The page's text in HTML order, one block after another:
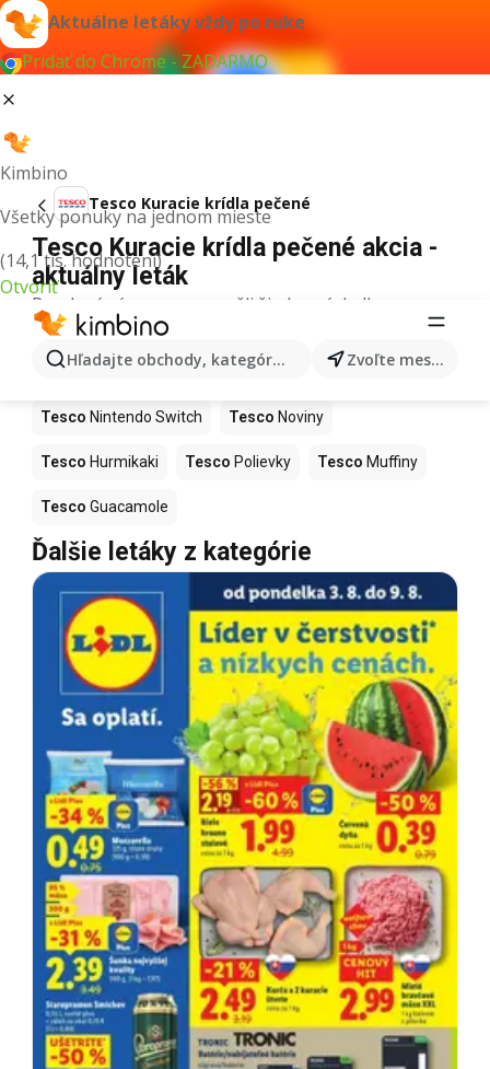
Aktuálne letáky vždy po ruke
Pridať do Chrome - ZADARMO
Kimbino
Všetky ponuky na jednom mieste
(14,1 tis. hodnotení)
Otvoriť
Hľadajte obchody, kategórie, produkty... Zvoľte mesto
Tesco Kuracie krídla pečené
Tesco Kuracie krídla pečené akcia -
aktuálny leták
Pre daný výraz sme nenašli žiadne výsledky.
Ďalšie produkty v obchodoch Tesco
Tesco Kapor Tesco Ashwagandha
Tesco Nintendo Switch Tesco Noviny
Tesco Hurmikaki Tesco Polievky Tesco Muffiny
Tesco Guacamole
Ďalšie letáky z kategórie